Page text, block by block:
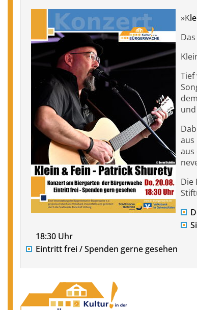
»K
aus
aus
Die
18:30 Uhr
Eintritt frei / Spenden gerne gesehen